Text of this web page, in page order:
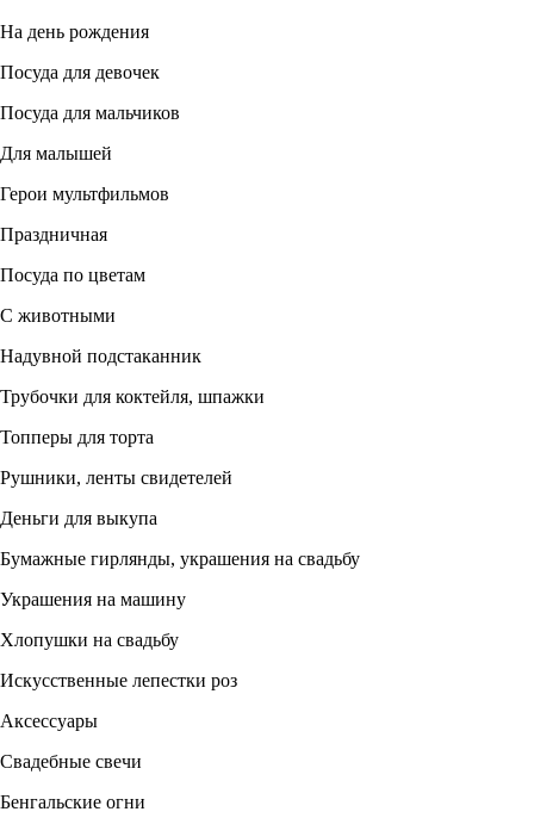
На день рождения
Посуда для девочек
Посуда для мальчиков
Для малышей
Герои мультфильмов
Праздничная
Посуда по цветам
С животными
Надувной подстаканник
Трубочки для коктейля, шпажки
Топперы для торта
Рушники, ленты свидетелей
Деньги для выкупа
Бумажные гирлянды, украшения на свадьбу
Украшения на машину
Хлопушки на свадьбу
Искусственные лепестки роз
Аксессуары
Свадебные свечи
Бенгальские огни